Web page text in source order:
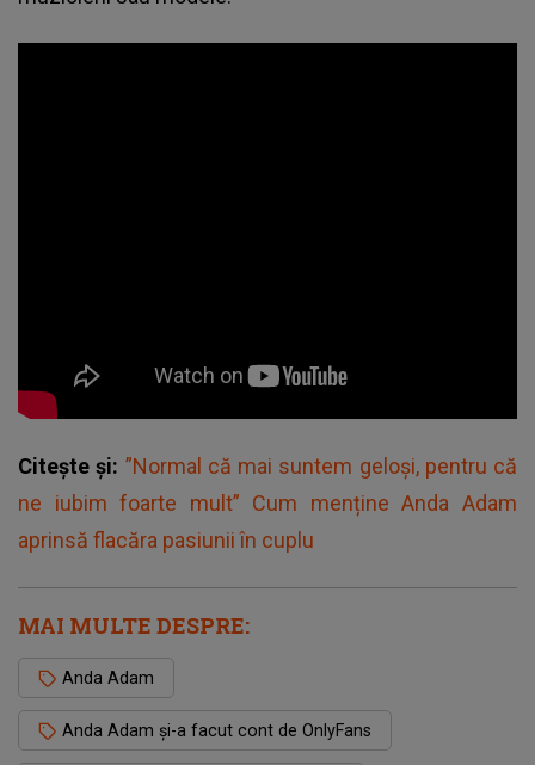
Citește și: ”Normal că mai suntem geloşi, pentru că
ne iubim foarte mult” Cum menține Anda Adam
aprinsă flacăra pasiunii în cuplu
MAI MULTE DESPRE:
Anda Adam
Anda Adam și-a facut cont de OnlyFans